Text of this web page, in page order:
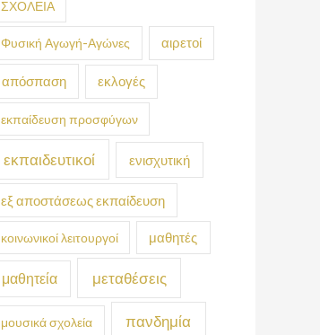
ΣΧΟΛΕΙΑ
Φυσική Αγωγή-Αγώνες αιρετοί
απόσπαση εκλογές
εκπαίδευση προσφύγων
εκπαιδευτικοί ενισχυτική
εξ αποστάσεως εκπαίδευση
κοινωνικοί λειτουργοί μαθητές
μαθητεία μεταθέσεις
μουσικά σχολεία πανδημία